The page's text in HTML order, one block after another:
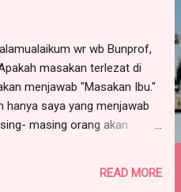
wr wb Bunprof,
masakan terlezat di
menjawab "Masakan Ibu."
hanya saya yang menjawab
masing orang akan
berbeda kota , pulau
READ MORE